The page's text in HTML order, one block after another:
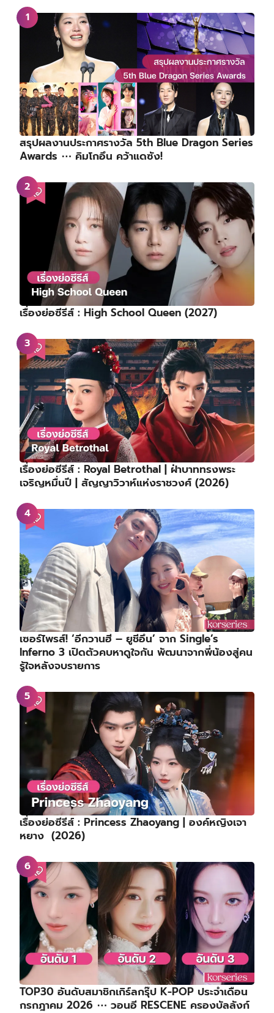
สรุปผลงานประกาศรางวัล 5th Blue Dragon Series
Awards ⋯ คิมโกอึน คว้าแดซัง!
เรื่องย่อซีรีส์ : High School Queen (2027)
เรื่องย่อซีรีส์ : Royal Betrothal | ฝ่าบาททรงพระ
เจริญหมื่นปี | สัญญาวิวาห์แห่งราชวงศ์ (2026)
เซอร์ไพรส์! ‘อีกวานฮี – ยูชีอึน’ จาก Single’s
Inferno 3 เปิดตัวคบหาดูใจกัน พัฒนาจากพี่น้องสู่คน
รู้ใจหลังจบรายการ
เรื่องย่อซีรีส์ : Princess Zhaoyang | องค์หญิงเจา
หยาง (2026)
TOP30 อันดับสมาชิกเกิร์ลกรุ๊ป K-POP ประจำเดือน
กรกฎาคม 2026 ⋯ วอนอี RESCENE ครองบัลลังก์